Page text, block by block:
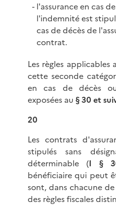
l'assurance en cas
l'indemnité est
cas de décès de
contrat.
Les règles
cette seconde
en cas de décès
exposées au § 30 et
20
Les contrats
stipulés sans
déterminable (I §
bénéficiaire qui peut
sont, dans chacune
des règles fiscales